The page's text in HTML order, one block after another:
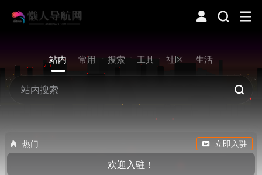
站内 常用 搜索 工具 社区 生活
热门 立即入驻
欢迎入驻！